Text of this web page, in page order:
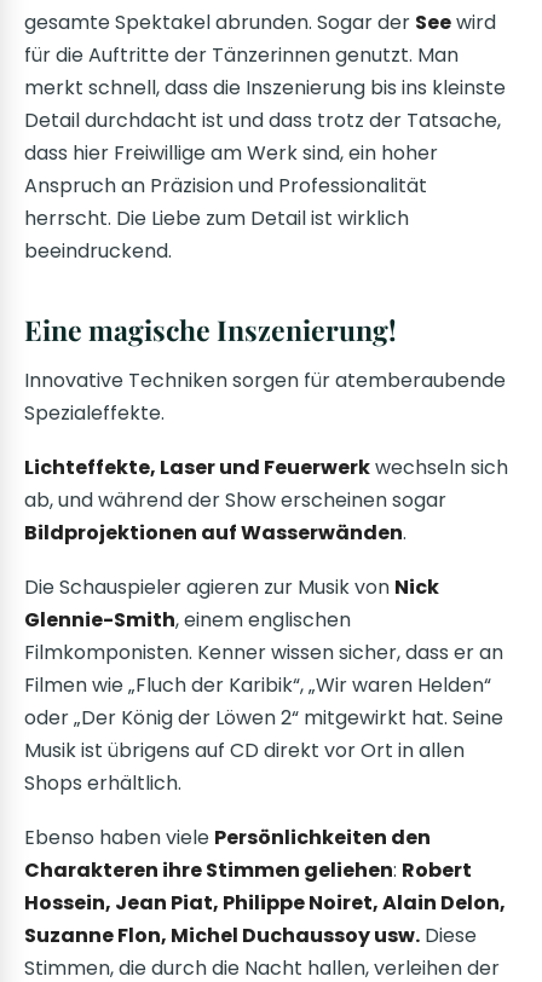
gesamte Spektakel abrunden. Sogar der Seewird
für die Auftritte der Tänzerinnen genutzt. Man
merkt schnell, dass die Inszenierung bis ins kleinste
Detail durchdacht ist und dass trotz der Tatsache,
dass hier Freiwillige am Werk sind, ein hoher
Anspruch an Präzision und Professionalität
herrscht. Die Liebe zum Detail ist wirklich
beeindruckend.
Eine magische Inszenierung!
Innovative Techniken sorgen für atemberaubende
Spezialeffekte.
Lichteffekte, Laser und Feuerwerkwechseln sich
ab, und während der Show erscheinen sogar
Bildprojektionen auf Wasserwänden.
Die Schauspieler agieren zur Musik von Nick
Glennie-Smith, einem englischen
Filmkomponisten. Kenner wissen sicher, dass er an
Filmen wie „Fluch der Karibik“, „Wir waren Helden“
oder „Der König der Löwen 2“ mitgewirkt hat. Seine
Musik ist übrigens auf CD direkt vor Ort in allen
Shops erhältlich.
Ebenso haben viele Persönlichkeiten den
Charakteren ihre Stimmen geliehen: Robert
Hossein, Jean Piat, Philippe Noiret, Alain Delon,
Suzanne Flon, Michel Duchaussoy usw. Diese
Stimmen, die durch die Nacht hallen, verleihen der